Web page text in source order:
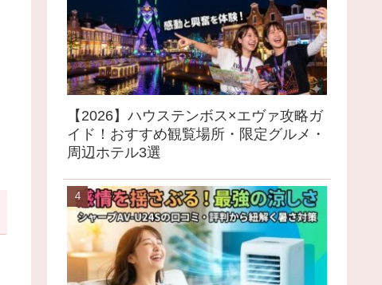
【2026】ハウステンボス×エヴァ攻略ガ
イド！おすすめ観覧場所・限定グルメ・
周辺ホテル3選